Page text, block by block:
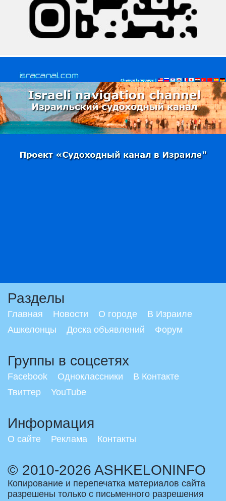
Разделы
Главная Новости О городе
В Израиле
Ашкелонцы
Доска объявлений Форум
Группы в соцсетях
Facebook Одноклассники
В Контакте
Твиттер
YouTube
Информация
О сайте Реклама Контакты
© 2010-2026 ASHKELONINFO
Копирование и перепечатка материалов сайта
разрешены только с письменного разрешения